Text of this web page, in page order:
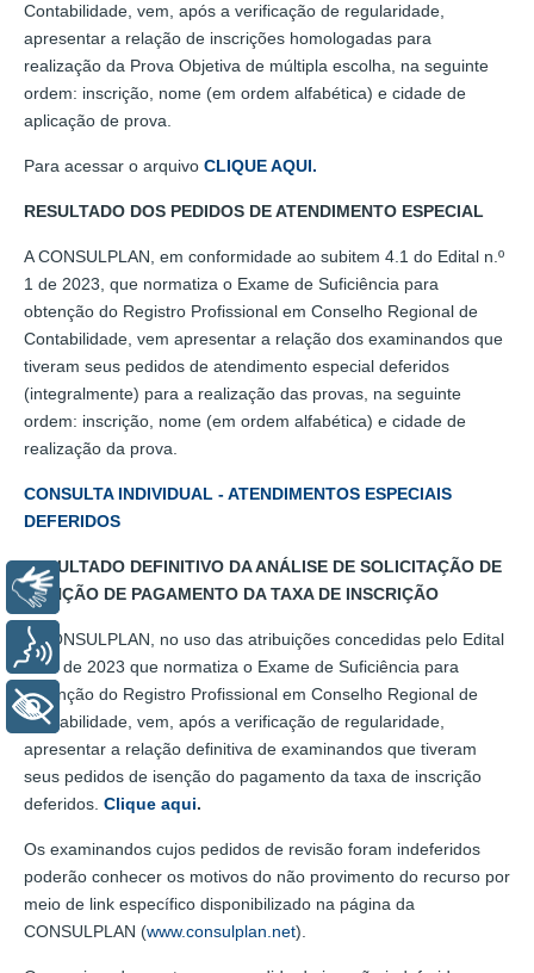
Contabilidade, vem, após a verificação de regularidade,
apresentar a relação de inscrições homologadas para
realização da Prova Objetiva de múltipla escolha, na seguinte
ordem: inscrição, nome (em ordem alfabética) e cidade de
aplicação de prova.
Para acessar o arquivo CLIQUE AQUI.
RESULTADO DOS PEDIDOS DE ATENDIMENTO ESPECIAL
A CONSULPLAN, em conformidade ao subitem 4.1 do Edital n.º
1 de 2023, que normatiza o Exame de Suficiência para
obtenção do Registro Profissional em Conselho Regional de
Contabilidade, vem apresentar a relação dos examinandos que
tiveram seus pedidos de atendimento especial deferidos
(integralmente) para a realização das provas, na seguinte
ordem: inscrição, nome (em ordem alfabética) e cidade de
realização da prova.
CONSULTA INDIVIDUAL - ATENDIMENTOS ESPECIAIS
DEFERIDOS
RESULTADO DEFINITIVO DA ANÁLISE DE SOLICITAÇÃO DE
ISENÇÃO DE PAGAMENTO DA TAXA DE INSCRIÇÃO
A CONSULPLAN, no uso das atribuições concedidas pelo Edital
n.º 1 de 2023 que normatiza o Exame de Suficiência para
obtenção do Registro Profissional em Conselho Regional de
Contabilidade, vem, após a verificação de regularidade,
apresentar a relação definitiva de examinandos que tiveram
seus pedidos de isenção do pagamento da taxa de inscrição
deferidos. Clique aqui.
Os examinandos cujos pedidos de revisão foram indeferidos
poderão conhecer os motivos do não provimento do recurso por
meio de link específico disponibilizado na página da
CONSULPLAN (www.consulplan.net).
Libras
Voz
+ Acessibilidade